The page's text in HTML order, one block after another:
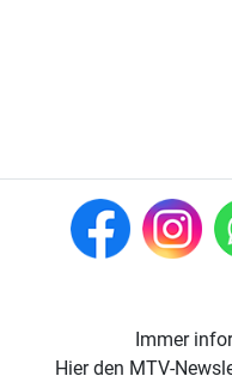
Immer
Hier den MTV-